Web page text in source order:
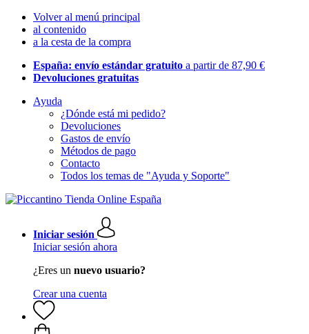
Volver al menú principal
al contenido
a la cesta de la compra
España: envío estándar gratuito a partir de 87,90 €
Devoluciones gratuitas
Ayuda
¿Dónde está mi pedido?
Devoluciones
Gastos de envío
Métodos de pago
Contacto
Todos los temas de "Ayuda y Soporte"
Iniciar sesión
Iniciar sesión ahora
¿Eres un nuevo usuario?
Crear una cuenta